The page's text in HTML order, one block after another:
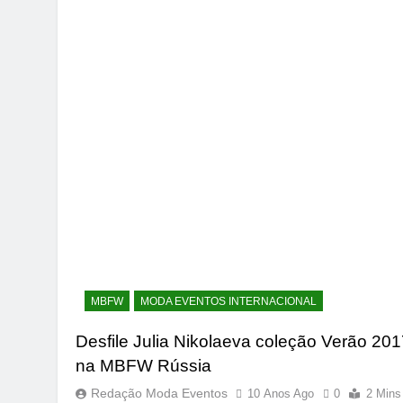
MBFW MODA EVENTOS INTERNACIONAL
Desfile Julia Nikolaeva coleção Verão
na MBFW Rússia
Redação Moda Eventos 10 Anos Ago 0 2 Mins